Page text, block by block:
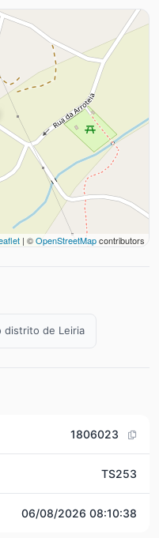
| ©OpenStreetMapcontributors
distrito de Leiria
1806023
TS253
06/08/2026 08:10:38